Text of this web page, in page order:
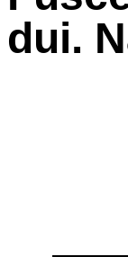
dui.